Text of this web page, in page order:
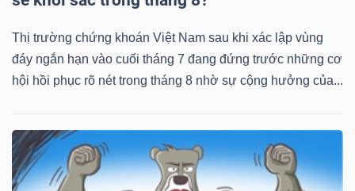
Thị trường chứng khoán Việt Nam sau khi xác lập vùng
đáy ngắn hạn vào cuối tháng 7 đang đứng trước những cơ
hội hồi phục rõ nét trong tháng 8 nhờ sự cộng hưởng của...
tài
chính